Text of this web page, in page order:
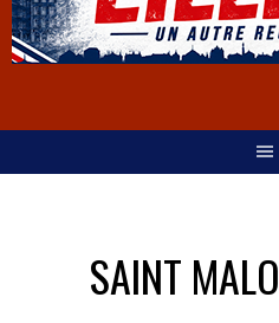
SAINT MALO